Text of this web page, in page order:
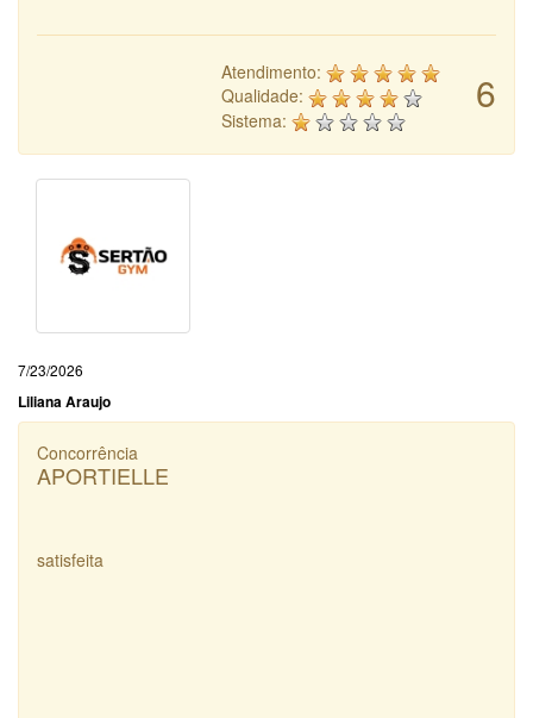
6
Atendimento:
Qualidade:
Sistema:
7/23/2026
Liliana Araujo
Concorrência
APORTIELLE
satisfeita